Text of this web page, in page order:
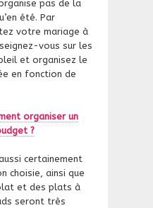
pas de la
été. Par
votre mariage à
vous sur les
et organisez le
en fonction de
organiser un
?
certainement
choisie, ainsi que
et des plats à
seront très